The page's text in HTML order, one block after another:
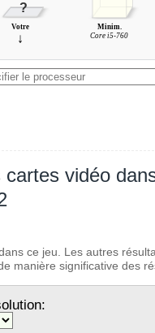
?
Votre
↓
Minim.
Core i5-760
vidéo
ce jeu. Les autres
manière significative des